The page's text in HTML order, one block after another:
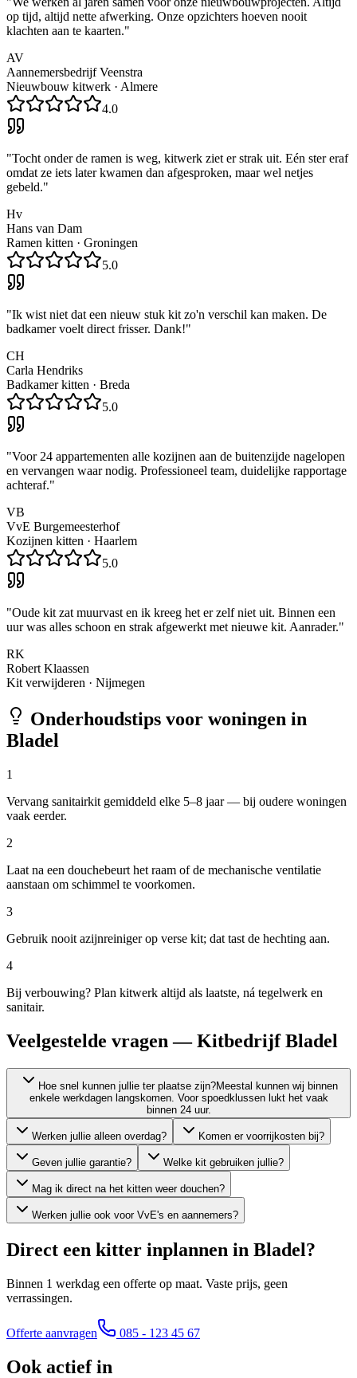
op tijd, altijd nette afwerking. Onze opzichters hoeven nooit
klachten aan te kaarten."
AV
Aannemersbedrijf Veenstra
Nieuwbouw kitwerk · Almere
4.0
"Tocht onder de ramen is weg, kitwerk ziet er strak uit. Eén ster eraf
omdat ze iets later kwamen dan afgesproken, maar wel netjes
gebeld."
Hv
Hans van Dam
Ramen kitten · Groningen
5.0
"Ik wist niet dat een nieuw stuk kit zo'n verschil kan maken. De
badkamer voelt direct frisser. Dank!"
CH
Carla Hendriks
Badkamer kitten · Breda
5.0
"Voor 24 appartementen alle kozijnen aan de buitenzijde nagelopen
en vervangen waar nodig. Professioneel team, duidelijke rapportage
achteraf."
VB
VvE Burgemeesterhof
Kozijnen kitten · Haarlem
5.0
"Oude kit zat muurvast en ik kreeg het er zelf niet uit. Binnen een
uur was alles schoon en strak afgewerkt met nieuwe kit. Aanrader."
RK
Robert Klaassen
Kit verwijderen · Nijmegen
Onderhoudstips voor woningen in
Bladel
1
Vervang sanitairkit gemiddeld elke 5–8 jaar — bij oudere woningen
vaak eerder.
2
Laat na een douchebeurt het raam of de mechanische ventilatie
aanstaan om schimmel te voorkomen.
3
Gebruik nooit azijnreiniger op verse kit; dat tast de hechting aan.
4
Bij verbouwing? Plan kitwerk altijd als laatste, ná tegelwerk en
sanitair.
Veelgestelde vragen — Kitbedrijf Bladel
Hoe snel kunnen jullie ter plaatse zijn?Meestal kunnen wij binnen
enkele werkdagen langskomen. Voor spoedklussen lukt het vaak
binnen 24 uur.
Werken jullie alleen overdag? Komen er voorrijkosten bij?
Geven jullie garantie? Welke kit gebruiken jullie?
Mag ik direct na het kitten weer douchen?
Werken jullie ook voor VvE's en aannemers?
Direct een kitter inplannen in Bladel?
Binnen 1 werkdag een offerte op maat. Vaste prijs, geen
verrassingen.
Offerte aanvragen 085 - 123 45 67
Ook actief in